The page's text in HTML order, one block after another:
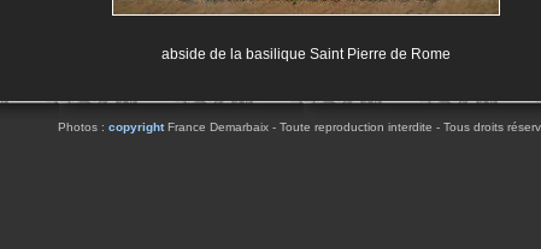
abside de la basilique Saint Pierre de Rome
Photos : copyrightFrance Demarbaix - Toute reproduction interdite - Tous droits